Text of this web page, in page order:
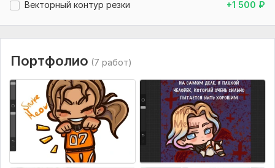
Векторный контур резки +1 500 ₽
Портфолио (7 работ)